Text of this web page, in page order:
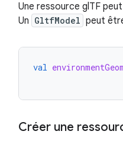
Une ressource glTF
Un GltfModel peut
val
Créer une